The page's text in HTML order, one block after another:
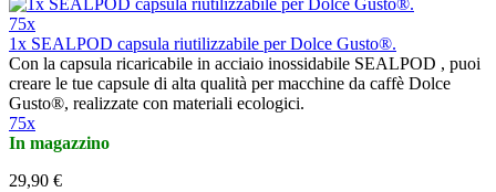
75x
1x SEALPOD capsula riutilizzabile per Dolce Gusto®.
Con la capsula ricaricabile in acciaio inossidabile SEALPOD , puoi
creare le tue capsule di alta qualità per macchine da caffè Dolce
Gusto®, realizzate con materiali ecologici.
75x
In magazzino
29,90 €